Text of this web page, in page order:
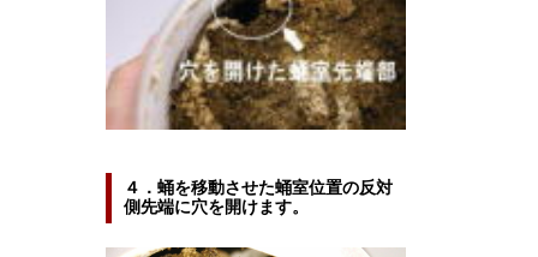
４．蛹を移動させた蛹室位置の反対
側先端に穴を開けます。